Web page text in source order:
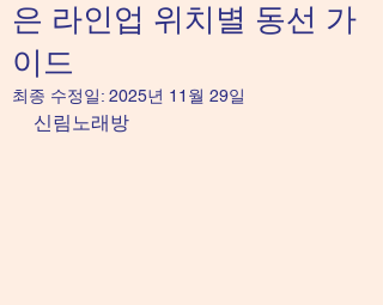
은 라인업 위치별 동선 가
이드
최종 수정일: 2025년 11월 29일
신림노래방